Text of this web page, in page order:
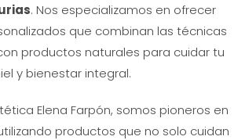
. Nos especializamos en ofrecer
que combinan las técnicas
productos naturales para cuidar tu
y bienestar integral.
Elena Farpón, somos pioneros en
productos que no solo cuidan